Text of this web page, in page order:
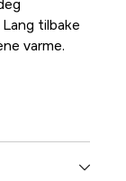
tilbake
varme.